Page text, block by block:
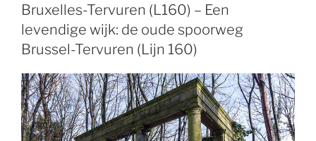
Bruxelles-Tervuren (L160) – Een
levendige wijk: de oude spoorweg
Brussel-Tervuren (Lijn 160)